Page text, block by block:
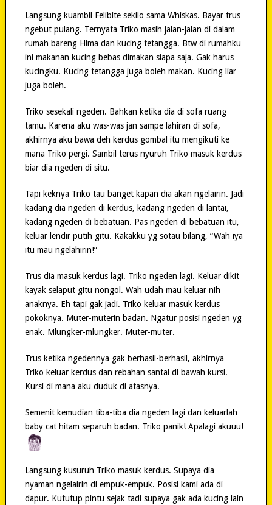
Langsung kuambil Felibite sekilo sama Whiskas. Bayar trus
ngebut pulang. Ternyata Triko masih jalan-jalan di dalam
rumah bareng Hima dan kucing tetangga. Btw di rumahku
ini makanan kucing bebas dimakan siapa saja. Gak harus
kucingku. Kucing tetangga juga boleh makan. Kucing liar
juga boleh.
Triko sesekali ngeden. Bahkan ketika dia di sofa ruang
tamu. Karena aku was-was jan sampe lahiran di sofa,
akhirnya aku bawa deh kerdus gombal itu mengikuti ke
mana Triko pergi. Sambil terus nyuruh Triko masuk kerdus
biar dia ngeden di situ.
Tapi keknya Triko tau banget kapan dia akan ngelairin. Jadi
kadang dia ngeden di kerdus, kadang ngeden di lantai,
kadang ngeden di bebatuan. Pas ngeden di bebatuan itu,
keluar lendir putih gitu. Kakakku yg sotau bilang, “Wah iya
itu mau ngelahirin!”
Trus dia masuk kerdus lagi. Triko ngeden lagi. Keluar dikit
kayak selaput gitu nongol. Wah udah mau keluar nih
anaknya. Eh tapi gak jadi. Triko keluar masuk kerdus
pokoknya. Muter-muterin badan. Ngatur posisi ngeden yg
enak. Mlungker-mlungker. Muter-muter.
Trus ketika ngedennya gak berhasil-berhasil, akhirnya
Triko keluar kerdus dan rebahan santai di bawah kursi.
Kursi di mana aku duduk di atasnya.
Semenit kemudian tiba-tiba dia ngeden lagi dan keluarlah
baby cat hitam separuh badan. Triko panik! Apalagi akuuu!
Langsung kusuruh Triko masuk kerdus. Supaya dia
nyaman ngelairin di empuk-empuk. Posisi kami ada di
dapur. Kututup pintu sejak tadi supaya gak ada kucing lain